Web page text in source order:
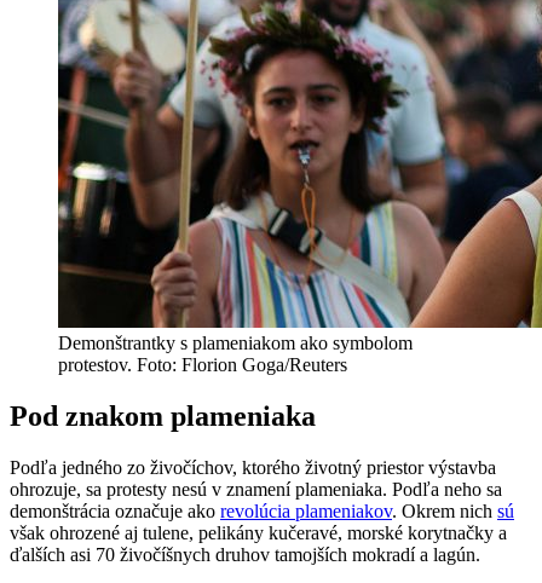
Demonštrantky s plameniakom ako symbolom
protestov. Foto: Florion Goga/Reuters
Pod znakom plameniaka
Podľa jedného zo živočíchov, ktorého životný priestor výstavba
ohrozuje, sa protesty nesú v znamení plameniaka. Podľa neho sa
demonštrácia označuje ako revolúcia plameniakov. Okrem nich sú
však ohrozené aj tulene, pelikány kučeravé, morské korytnačky a
ďalších asi 70 živočíšnych druhov tamojších mokradí a lagún.